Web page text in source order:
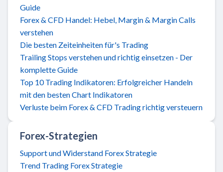
Guide
Forex & CFD Handel: Hebel, Margin & Margin Calls
verstehen
Die besten Zeiteinheiten für's Trading
Trailing Stops verstehen und richtig einsetzen - Der
komplette Guide
Top 10 Trading Indikatoren: Erfolgreicher Handeln
mit den besten Chart Indikatoren
Verluste beim Forex & CFD Trading richtig versteuern
Forex-Strategien
Support und Widerstand Forex Strategie
Trend Trading Forex Strategie